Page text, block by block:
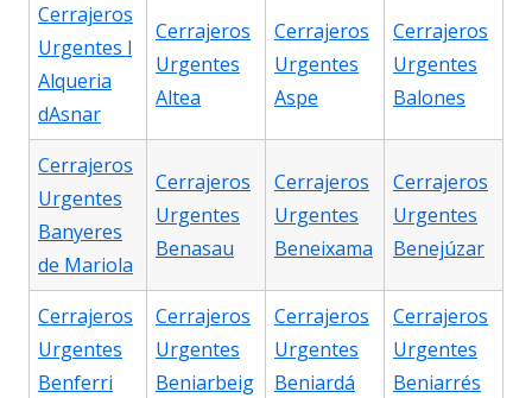
Cerrajeros
Urgentes l
Alqueria
dAsnar
Cerrajeros
Urgentes
Altea
Cerrajeros
Urgentes
Aspe
Cerrajeros
Urgentes
Balones
Cerrajeros
Urgentes
Banyeres
de Mariola
Cerrajeros
Urgentes
Benasau
Cerrajeros
Urgentes
Beneixama
Cerrajeros
Urgentes
Benejúzar
Cerrajeros
Urgentes
Benferri
Cerrajeros
Urgentes
Beniarbeig
Cerrajeros
Urgentes
Beniardá
Cerrajeros
Urgentes
Beniarrés